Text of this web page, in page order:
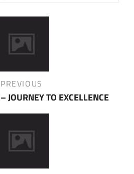
PREVIOUS
JOURNEY TO EXCELLENCE